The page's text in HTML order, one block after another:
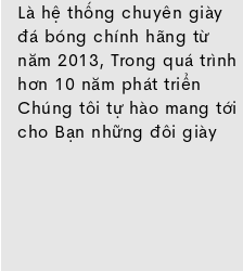
Là hệ thống chuyên giày
đá bóng chính hãng từ
năm 2013, Trong quá trình
hơn 10 năm phát triển
Chúng tôi tự hào mang tới
cho Bạn những đôi giày